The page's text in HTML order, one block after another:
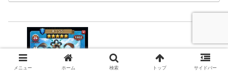
《エンパズ攻略》星5英雄データリスト｜
メニュー ホーム 検索 トップ サイドバー